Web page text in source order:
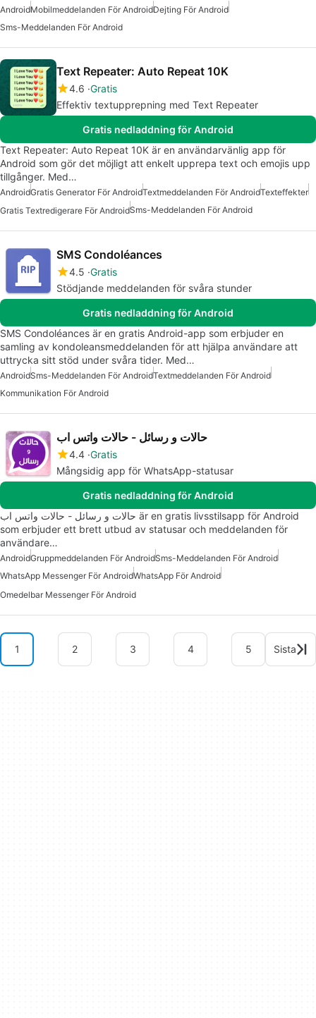
AndroidMobilmeddelanden För AndroidDejting För Android
Sms-Meddelanden För Android
Text Repeater: Auto Repeat 10K
4.6 Gratis
Effektiv textupprepning med Text Repeater
Gratis nedladdning för Android
Text Repeater: Auto Repeat 10K är en användarvänlig app för
Android som gör det möjligt att enkelt upprepa text och emojis upp
tillgånger. Med…
AndroidGratis Generator För AndroidTextmeddelanden För AndroidTexteffekter
Gratis Textredigerare För AndroidSms-Meddelanden För Android
SMS Condoléances
4.5 Gratis
Stödjande meddelanden för svåra stunder
Gratis nedladdning för Android
SMS Condoléances är en gratis Android-app som erbjuder en
samling av kondoleansmeddelanden för att hjälpa användare att
uttrycka sitt stöd under svåra tider. Med…
AndroidSms-Meddelanden För AndroidTextmeddelanden För Android
Kommunikation För Android
حالات و رسائل - حالات واتس اب
4.4 Gratis
Mångsidig app för WhatsApp-statusar
Gratis nedladdning för Android
حالات و رسائل - حالات واتس اب är en gratis livsstilsapp för Android
som erbjuder ett brett utbud av statusar och meddelanden för
användare…
AndroidGruppmeddelanden För AndroidSms-Meddelanden För Android
WhatsApp Messenger För AndroidWhatsApp För Android
Omedelbar Messenger För Android
1 2 3 4 5 Sista